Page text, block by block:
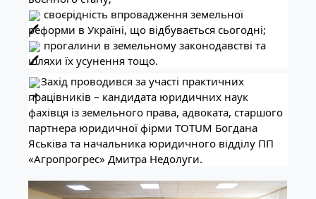
своєрідність впровадження земельної
реформи в Україні, що відбувається сьогодні;
прогалини в земельному законодавстві та
шляхи їх усунення тощо.
Захід проводився за участі практичних
працівників – кандидата юридичних наук
фахівця із земельного права, адвоката, старшого
партнера юридичної фірми TOTUM Богдана
Яськіва та начальника юридичного відділу ПП
«Агропрогрес» Дмитра Недолуги.